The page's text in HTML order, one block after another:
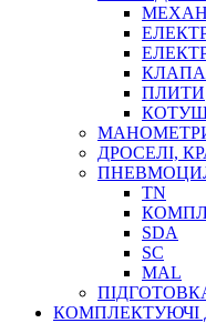
ПЛИТИ
ДРОСЕЛІ,
TN
SDA
SC
MAL
КОМПЛЕКТУЮЧІ